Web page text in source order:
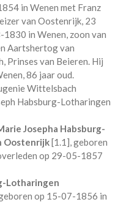
in Wenen met Franz
van Oostenrijk, 23
1830 in Wenen, zoon van
Aartshertog van
Prinses van Beieren. Hij
, 86 jaar oud.
Wittelsbach
Habsburg-Lotharingen
Josepha Habsburg-
Oostenrijk[1.1 ], geboren
op 29-05-1857
Lotharingen
op 15-07-1856 in